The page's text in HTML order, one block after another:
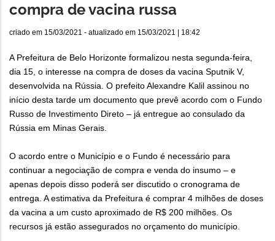
compra de vacina russa
criado em 15/03/2021 - atualizado em 15/03/2021 | 18:42
A Prefeitura de Belo Horizonte formalizou nesta segunda-feira,
dia 15, o interesse na compra de doses da vacina Sputnik V,
desenvolvida na Rússia. O prefeito Alexandre Kalil assinou no
início desta tarde um documento que prevê acordo com o Fundo
Russo de Investimento Direto – já entregue ao consulado da
Rússia em Minas Gerais.
O acordo entre o Município e o Fundo é necessário para
continuar a negociação de compra e venda do insumo – e
apenas depois disso poderá ser discutido o cronograma de
entrega. A estimativa da Prefeitura é comprar 4 milhões de doses
da vacina a um custo aproximado de R$ 200 milhões. Os
recursos já estão assegurados no orçamento do município.